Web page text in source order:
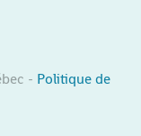
- Politique de